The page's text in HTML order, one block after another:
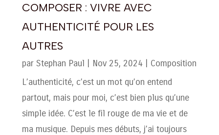
COMPOSER : VIVRE AVEC
AUTHENTICITÉ POUR LES
AUTRES
par Stephan Paul | Nov 25, 2024| Composition
L’authenticité, c’est un mot qu’on entend
partout, mais pour moi, c’est bien plus qu’une
simple idée. C’est le fil rouge de ma vie et de
ma musique. Depuis mes débuts, j’ai toujours